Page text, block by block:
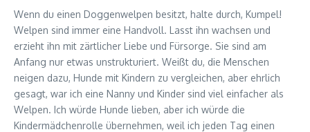
Wenn du einen Doggenwelpen besitzt, halte durch, Kumpel!
Welpen sind immer eine Handvoll. Lasst ihn wachsen und
erzieht ihn mit zärtlicher Liebe und Fürsorge. Sie sind am
Anfang nur etwas unstrukturiert. Weißt du, die Menschen
neigen dazu, Hunde mit Kindern zu vergleichen, aber ehrlich
gesagt, war ich eine Nanny und Kinder sind viel einfacher als
Welpen. Ich würde Hunde lieben, aber ich würde die
Kindermädchenrolle übernehmen, weil ich jeden Tag einen